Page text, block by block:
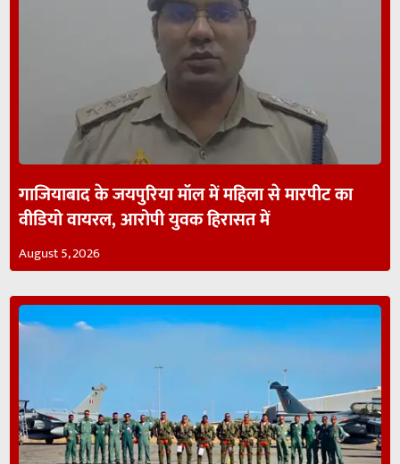
गाजियाबाद के जयपुरिया मॉल में महिला से मारपीट का
वीडियो वायरल, आरोपी युवक हिरासत में
August 5, 2026